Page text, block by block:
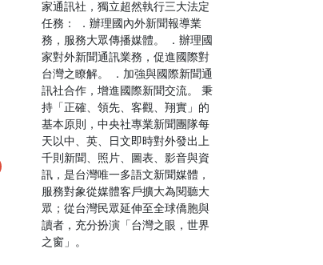
家通訊社，獨立超然執行三大法定
任務： ．辦理國內外新聞報導業
務，服務大眾傳播媒體。 ．辦理國
家對外新聞通訊業務，促進國際對
台灣之瞭解。 ．加強與國際新聞通
訊社合作，增進國際新聞交流。 秉
持「正確、領先、客觀、翔實」的
基本原則，中央社專業新聞團隊每
天以中、英、日文即時對外發出上
千則新聞、照片、圖表、影音與資
訊，是台灣唯一多語文新聞媒體，
服務對象從媒體客戶擴大為閱聽大
眾；從台灣民眾延伸至全球僑胞與
讀者，充分扮演「台灣之眼，世界
之窗」。